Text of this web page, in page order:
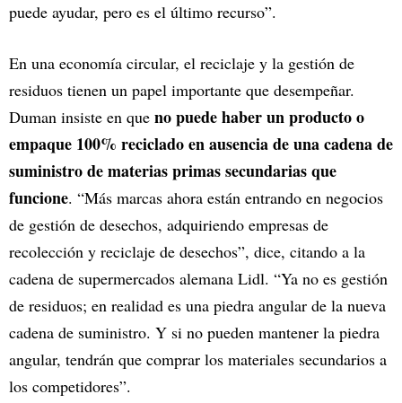
puede ayudar, pero es el último recurso”.
En una economía circular, el reciclaje y la gestión de
residuos tienen un papel importante que desempeñar.
Duman insiste en que no puede haber un producto o
empaque 100% reciclado en ausencia de una cadena de
suministro de materias primas secundarias que
funcione. “Más marcas ahora están entrando en negocios
de gestión de desechos, adquiriendo empresas de
recolección y reciclaje de desechos”, dice, citando a la
cadena de supermercados alemana Lidl. “Ya no es gestión
de residuos; en realidad es una piedra angular de la nueva
cadena de suministro. Y si no pueden mantener la piedra
angular, tendrán que comprar los materiales secundarios a
los competidores”.